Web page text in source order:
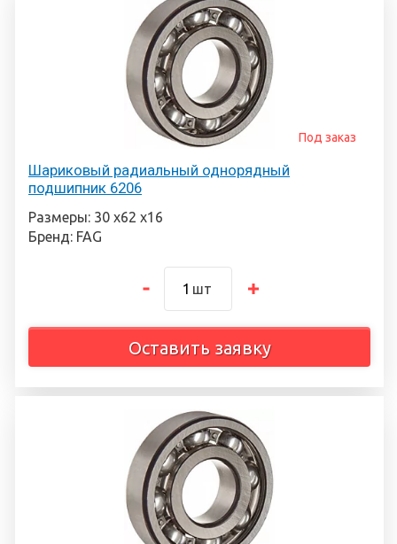
Шариковый радиальный однорядный
подшипник 6206
Под заказ
Размеры: 30 х62 х16
Бренд: FAG
шт
Оставить заявку